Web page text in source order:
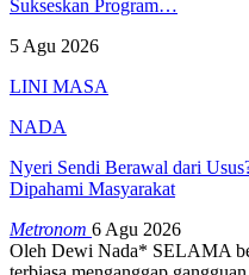
Sukseskan Program…
5 Agu 2026
LINI MASA
NADA
Nyeri Sendi Berawal dari
Dipahami Masyarakat
Metronom 6 Agu 2026
Oleh Dewi Nada* SELAMA